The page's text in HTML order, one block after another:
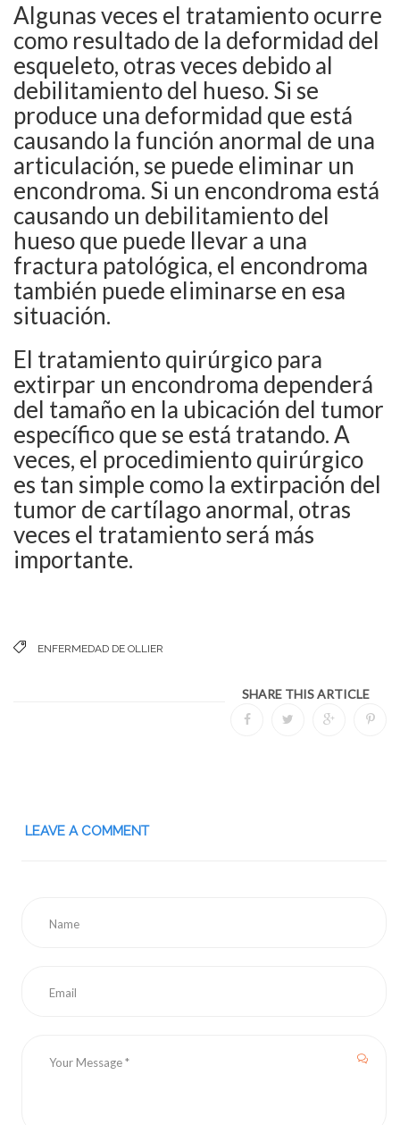
Algunas veces el tratamiento ocurre
como resultado de la deformidad del
esqueleto, otras veces debido al
debilitamiento del hueso. Si se
produce una deformidad que está
causando la función anormal de una
articulación, se puede eliminar un
encondroma. Si un encondroma está
causando un debilitamiento del
hueso que puede llevar a una
fractura patológica, el encondroma
también puede eliminarse en esa
situación.
El tratamiento quirúrgico para
extirpar un encondroma dependerá
del tamaño en la ubicación del tumor
específico que se está tratando. A
veces, el procedimiento quirúrgico
es tan simple como la extirpación del
tumor de cartílago anormal, otras
veces el tratamiento será más
importante.
ENFERMEDAD DE OLLIER
SHARE THIS ARTICLE
LEAVE A COMMENT